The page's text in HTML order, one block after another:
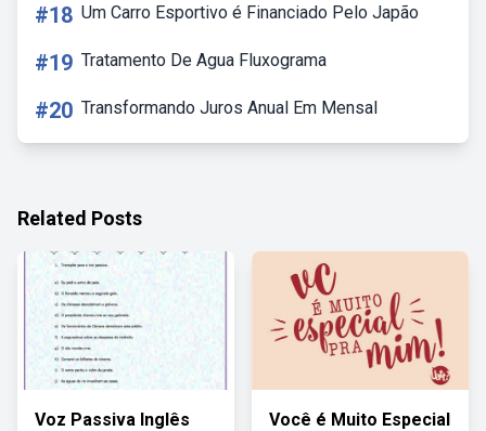
#18 Um Carro Esportivo é Financiado Pelo Japão
#19 Tratamento De Agua Fluxograma
#20 Transformando Juros Anual Em Mensal
Related Posts
Voz Passiva Inglês
Você é Muito Especial